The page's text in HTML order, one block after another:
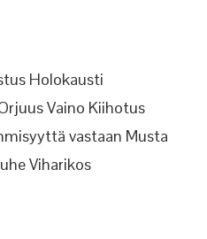
Holokausti
Vaino Kiihotus
vastaan Musta
Viharikos